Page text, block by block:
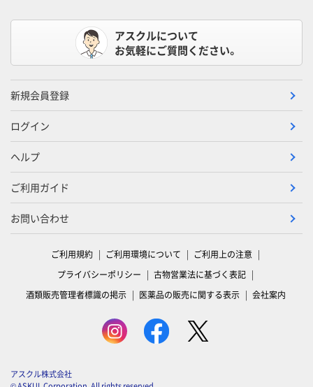
アスクルについて
お気軽にご質問ください。
新規会員登録
ログイン
ヘルプ
ご利用ガイド
お問い合わせ
ご利用規約 ご利用環境について
ご利用上の注意
プライバシーポリシー
古物営業法に基づく表記
酒類販売管理者標識の掲示
医薬品の販売に関する表示 会社案内
アスクル株式会社